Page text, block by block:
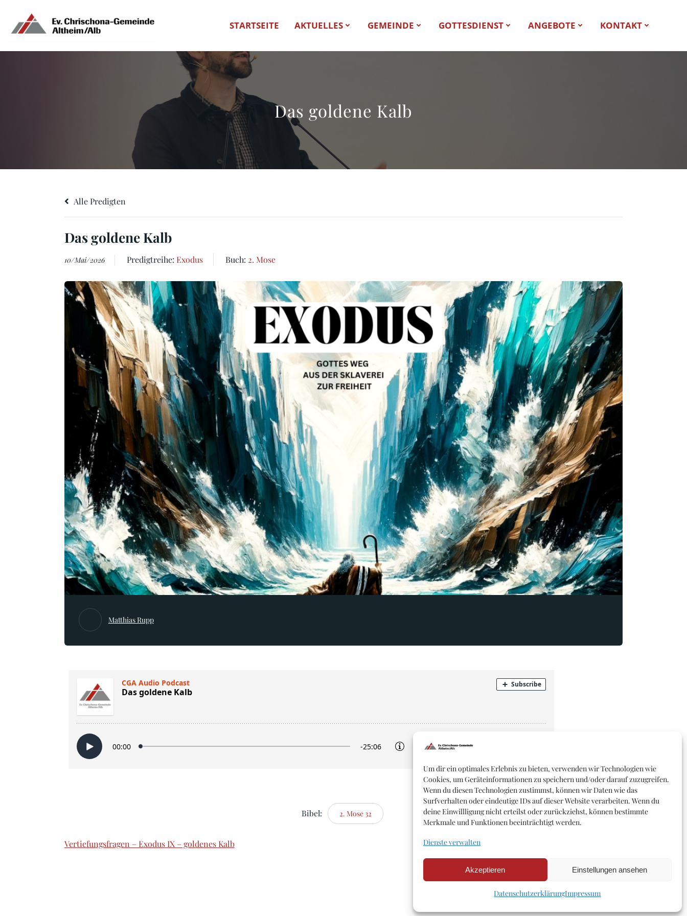
Um dir ein optimales Erlebnis zu bieten, verwenden wir Technologien wie
Cookies, um Geräteinformationen zu speichern und/oder darauf zuzugreifen.
Wenn du diesen Technologien zustimmst, können wir Daten wie das
Surfverhalten oder eindeutige IDs auf dieser Website verarbeiten. Wenn du
deine Einwillligung nicht erteilst oder zurückziehst, können bestimmte
Merkmale und Funktionen beeinträchtigt werden.
Dienste verwalten
Akzeptieren Einstellungen ansehen
DatenschutzerklärungImpressum
springen
STARTSEITE AKTUELLES GEMEINDE GOTTESDIENST ANGEBOTE KONTAKT
Das goldene Kalb
Alle Predigten
Das goldene Kalb
10/Mai/2026 Predigtreihe: Exodus Buch: 2. Mose
Matthias Rupp
Bibel: 2. Mose 32
Vertiefungsfragen – Exodus IX – goldenes Kalb